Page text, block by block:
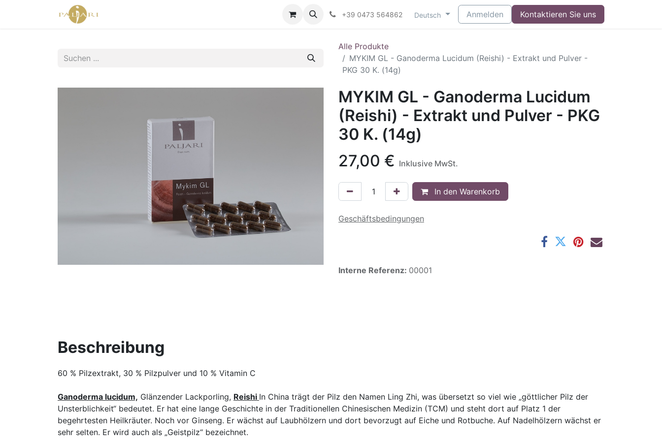
Kontaktieren Sie uns +39 0473 564862 Deutsch Anmelden Kontaktieren Sie uns
Alle Produkte
MYKIM GL - Ganoderma Lucidum (Reishi) - Extrakt und Pulver -
PKG 30 K. (14g)
MYKIM GL - Ganoderma Lucidum
(Reishi) - Extrakt und Pulver - PKG
30 K. (14g)
27,00 € Inklusive MwSt.
In den Warenkorb
Geschäftsbedingungen
Interne Referenz: 00001
Beschreibung
60 % Pilzextrakt, 30 % Pilzpulver und 10 % Vitamin C
Ganoderma lucidum, Glänzender Lackporling, Reishi In China trägt der Pilz den Namen Ling Zhi, was übersetzt so viel wie „göttlicher Pilz der
Unsterblichkeit“ bedeutet. Er hat eine lange Geschichte in der Traditionellen Chinesischen Medizin (TCM) und steht dort auf Platz 1 der
begehrtesten Heilkräuter. Noch vor Ginseng. Er wächst auf Laubhölzern und dort bevorzugt auf Eiche und Rotbuche. Auf Nadelhölzern wächst er
sehr selten. Er wird auch als „Geistpilz“ bezeichnet.